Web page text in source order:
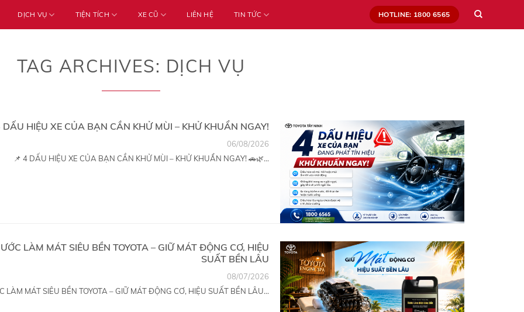
DỊCH VỤ TIỆN TÍCH XE CŨ LIÊN HỆ TIN TỨC HOTLINE: 1800 6565
TAG ARCHIVES: DỊCH VỤ
DẤU HIỆU XE CỦA BẠN CẦN KHỬ MÙI – KHỬ KHUẨN NGAY!
📌 4 DẤU HIỆU XE CỦA BẠN CẦN KHỬ MÙI – KHỬ KHUẨN NGAY! 🚗🌿...
06/08/2026
LÀM MÁT SIÊU BỀN TOYOTA – GIỮ MÁT ĐỘNG CƠ, HIỆU
SUẤT BỀN LÂU
LÀM MÁT SIÊU BỀN TOYOTA – GIỮ MÁT ĐỘNG CƠ, HIỆU SUẤT BỀN LÂU...
08/07/2026